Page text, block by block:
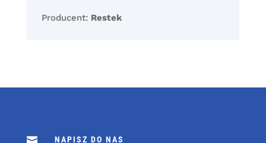
Producent: Restek
 NAPISZ DO NAS